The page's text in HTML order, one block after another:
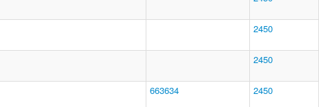
2450
2450
663634 2450